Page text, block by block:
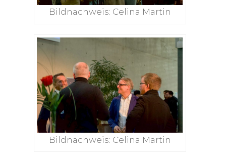
Bildnachweis: Celina Martin
Bildnachweis: Celina Martin